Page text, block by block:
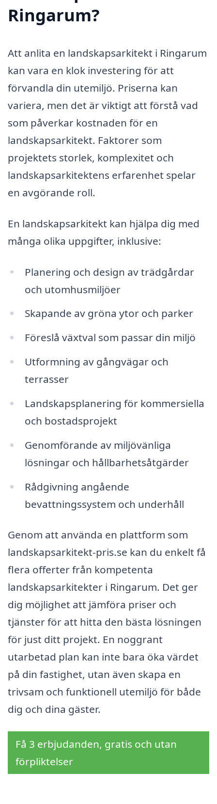
Ringarum?
Att anlita en landskapsarkitekt i Ringarum
kan vara en klok investering för att
förvandla din utemiljö. Priserna kan
variera, men det är viktigt att förstå vad
som påverkar kostnaden för en
landskapsarkitekt. Faktorer som
projektets storlek, komplexitet och
landskapsarkitektens erfarenhet spelar
en avgörande roll.
En landskapsarkitekt kan hjälpa dig med
många olika uppgifter, inklusive:
Planering och design av trädgårdar
och utomhusmiljöer
Skapande av gröna ytor och parker
Föreslå växtval som passar din miljö
Utformning av gångvägar och
terrasser
Landskapsplanering för kommersiella
och bostadsprojekt
Genomförande av miljövänliga
lösningar och hållbarhetsåtgärder
Rådgivning angående
bevattningssystem och underhåll
Genom att använda en plattform som
landskapsarkitekt-pris.se kan du enkelt få
flera offerter från kompetenta
landskapsarkitekter i Ringarum. Det ger
dig möjlighet att jämföra priser och
tjänster för att hitta den bästa lösningen
för just ditt projekt. En noggrant
utarbetad plan kan inte bara öka värdet
på din fastighet, utan även skapa en
trivsam och funktionell utemiljö för både
dig och dina gäster.
Få 3 erbjudanden, gratis och utan
förpliktelser